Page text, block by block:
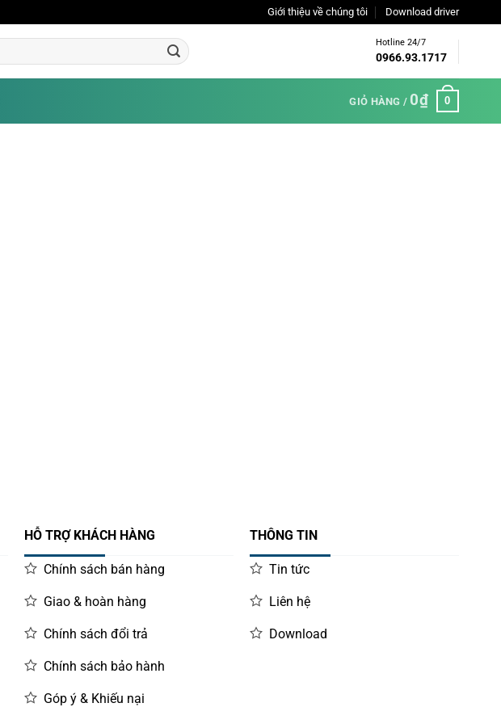
Giới thiệu về chúng tôi Download driver
Hotline 24/7
0966.93.1717
GIỎ HÀNG / 0₫ 0
HỖ TRỢ KHÁCH HÀNG
Chính sách bán hàng
Giao & hoàn hàng
Chính sách đổi trả
Chính sách bảo hành
Góp ý & Khiếu nại
THÔNG TIN
Tin tức
Liên hệ
Download